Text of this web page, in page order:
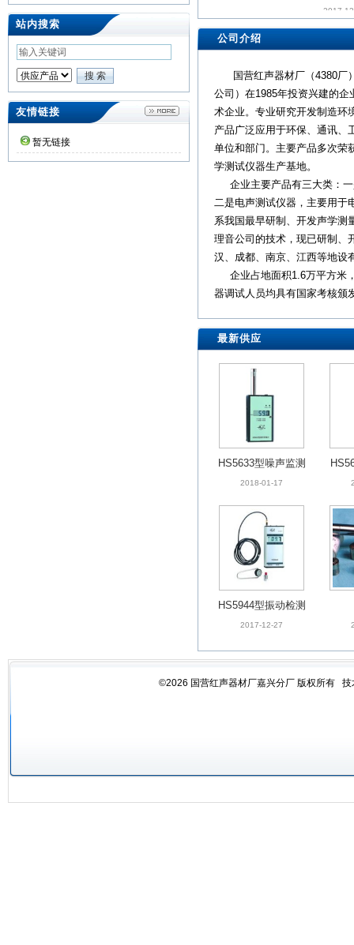
站内搜索
友情链接
暂无链接
公司介绍
国营红声器材厂（4380厂
公司）在1985年投资兴建的
术企业。专业研究开发制造环
产品广泛应用于环保、通讯、
单位和部门。主要产品多次荣
学测试仪器生产基地。
企业主要产品有三大类：一
二是电声测试仪器，主要用于
系我国最早研制、开发声学测
理音公司的技术，现已研制、
汉、成都、南京、江西等地设
企业占地面积1.6万平方米
器调试人员均具有国家考核颁
最新供应
HS5633型噪声监测
仪
2018-01-17
HS5944型振动检测
仪
2017-12-27
©2026 国营红声器材厂嘉兴分厂 版权所有 技